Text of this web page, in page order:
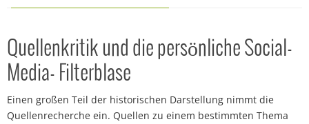
Quellenkritik und die persönliche Social-
Media- Filterblase
Einen großen Teil der historischen Darstellung nimmt die
Quellenrecherche ein. Quellen zu einem bestimmten Thema